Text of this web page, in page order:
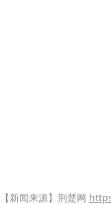
【新闻来源】荆楚网